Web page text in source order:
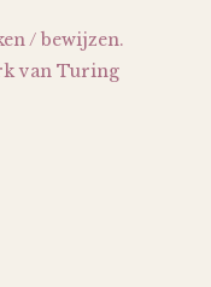
/ bewijzen.
van Turing